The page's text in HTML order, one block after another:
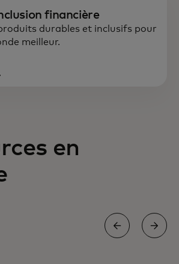
financière
durables et inclusifs pour
meilleur.
en